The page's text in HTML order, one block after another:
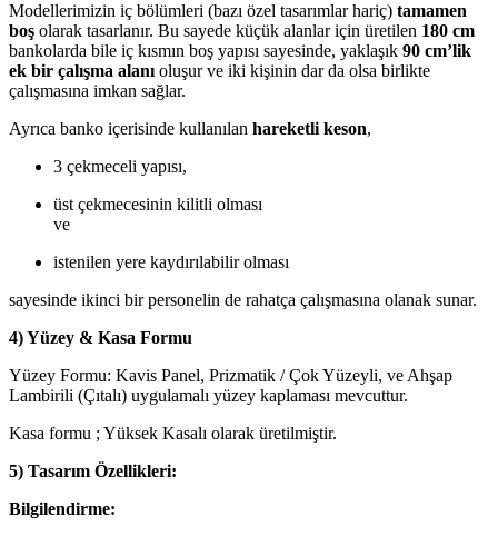
Modellerimizin iç bölümleri (bazı özel tasarımlar hariç) tamamen
boş olarak tasarlanır. Bu sayede küçük alanlar için üretilen 180 cm
bankolarda bile iç kısmın boş yapısı sayesinde, yaklaşık 90 cm’lik
ek bir çalışma alanı oluşur ve iki kişinin dar da olsa birlikte
çalışmasına imkan sağlar.
Ayrıca banko içerisinde kullanılan hareketli keson,
3 çekmeceli yapısı,
üst çekmecesinin kilitli olması
ve
istenilen yere kaydırılabilir olması
sayesinde ikinci bir personelin de rahatça çalışmasına olanak sunar.
4) Yüzey & Kasa Formu
Yüzey Formu: Kavis Panel, Prizmatik / Çok Yüzeyli, ve Ahşap
Lambirili (Çıtalı) uygulamalı yüzey kaplaması mevcuttur.
Kasa formu ; Yüksek Kasalı olarak üretilmiştir.
5) Tasarım Özellikleri:
Bilgilendirme: